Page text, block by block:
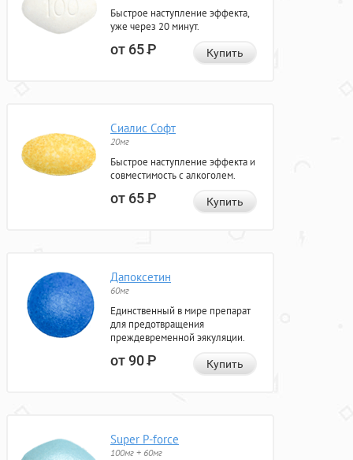
Быстрое наступление эффекта,
уже через 20 минут.
от 65Р Купить
Сиалис Софт
20мг
Быстрое наступление эффекта и
совместимость с алкоголем.
от 65Р Купить
Дапоксетин
60мг
Единственный в мире препарат
для предотвращения
преждевременной эякуляции.
от 90Р Купить
Super P-force
100мг + 60мг